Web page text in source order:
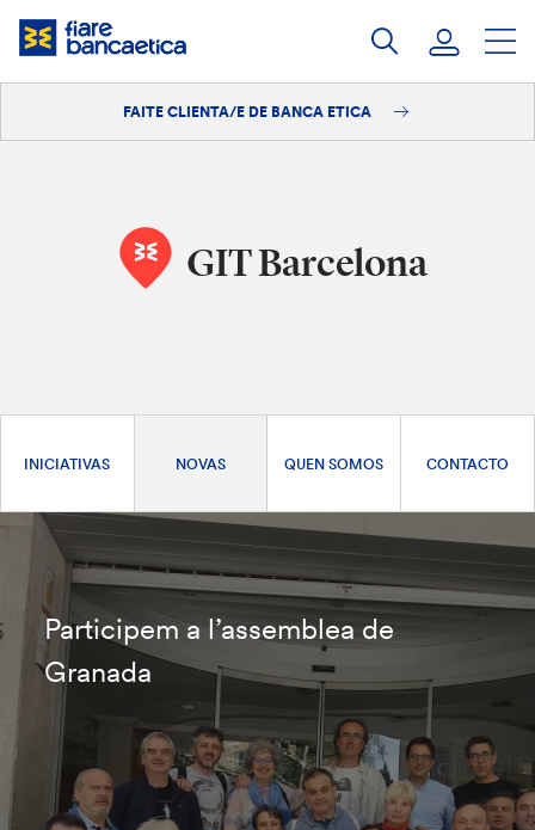
Saltar
FAITE CLIENTA/E DE BANCA ETICA
GIT Barcelona
INICIATIVAS NOVAS QUEN SOMOS CONTACTO
Participem a l’assemblea de
Granada